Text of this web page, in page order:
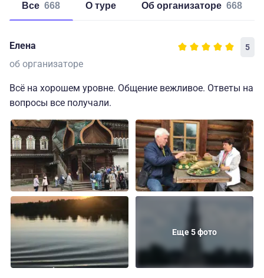
Все 668 о туре об организаторе 668
Елена 5
об организаторе
Всё на хорошем уровне. Общение вежливое. Ответы на
вопросы все получали.
Еще 5 фото